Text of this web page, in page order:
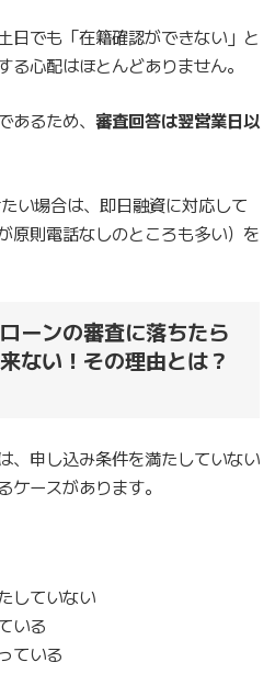
日でも「在籍確認ができない」と
る心配はほとんどありません。
るため、 審査回答は翌営業日以
い場合は、即日融資に対応して
原則電話なしのところも多い）を
ーンの審査に落ちたら
ない！その理由とは？
、申し込み条件を満たしていない
ケースがあります。
していない
いる
ている